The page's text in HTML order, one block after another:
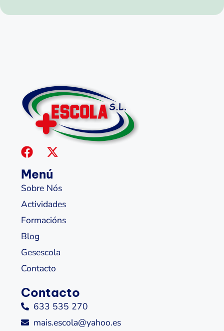
Menú
Sobre Nós
Actividades
Formacións
Blog
Gesescola
Contacto
Contacto
633 535 270
mais.escola@yahoo.es